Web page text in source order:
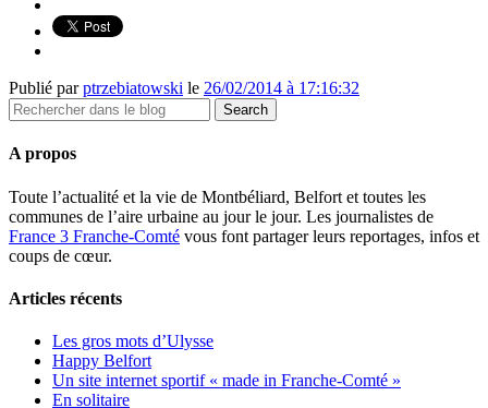
Publié parptrzebiatowski le 26/02/2014 à 17:16:32
A propos
Toute l’actualité et la vie de Montbéliard, Belfort et toutes les
communes de l’aire urbaine au jour le jour. Les journalistes de
France 3 Franche-Comté vous font partager leurs reportages, infos et
coups de cœur.
Articles récents
Les gros mots d’Ulysse
Happy Belfort
Un site internet sportif « made in Franche-Comté »
En solitaire